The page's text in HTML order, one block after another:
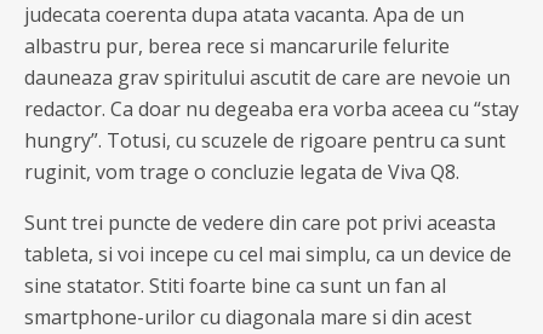
judecata coerenta dupa atata vacanta. Apa de un
albastru pur, berea rece si mancarurile felurite
dauneaza grav spiritului ascutit de care are nevoie un
redactor. Ca doar nu degeaba era vorba aceea cu “stay
hungry”. Totusi, cu scuzele de rigoare pentru ca sunt
ruginit, vom trage o concluzie legata de Viva Q8.
Sunt trei puncte de vedere din care pot privi aceasta
tableta, si voi incepe cu cel mai simplu, ca un device de
sine statator. Stiti foarte bine ca sunt un fan al
smartphone-urilor cu diagonala mare si din acest